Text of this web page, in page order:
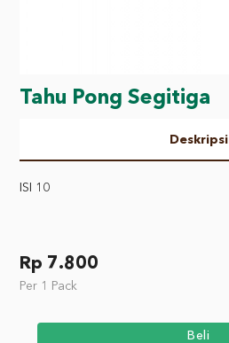
Tahu Pong Segitiga
Deskripsi
ISI 10
Rp 7.800
Per 1 Pack
Beli